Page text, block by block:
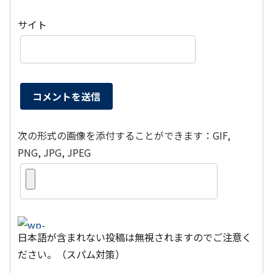
サイト
次の形式の画像を添付することができます：GIF,
PNG, JPG, JPEG
日本語が含まれない投稿は無視されますのでご注意く
ださい。（スパム対策）